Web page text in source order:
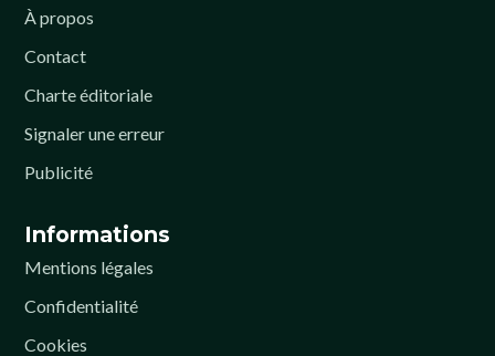
À propos
Contact
Charte éditoriale
Signaler une erreur
Publicité
Informations
Mentions légales
Confidentialité
Cookies